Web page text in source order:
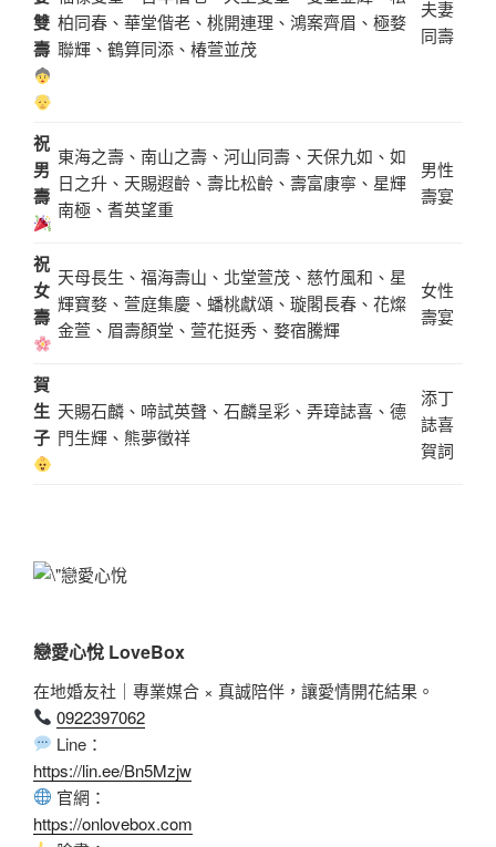
雙
壽
柏同春、華堂偕老、桃開連理、鴻案齊眉、極婺
聯輝、鶴算同添、椿萱並茂
夫妻
同壽
祝
男
壽
東海之壽、南山之壽、河山同壽、天保九如、如
日之升、天賜遐齡、壽比松齡、壽富康寧、星輝
南極、耆英望重
男性
壽宴
祝
女
壽
天母長生、福海壽山、北堂萱茂、慈竹風和、星
輝寶婺、萱庭集慶、蟠桃獻頌、璇閣長春、花燦
金萱、眉壽顏堂、萱花挺秀、婺宿騰輝
女性
壽宴
賀
生
子
天賜石麟、啼試英聲、石麟呈彩、弄璋誌喜、德
門生輝、熊夢徵祥
添丁
誌喜
賀詞
戀愛心悅 LoveBox
在地婚友社｜專業媒合 × 真誠陪伴，讓愛情開花結果。
0922397062
Line：
https://lin.ee/Bn5Mzjw
官網：
https://onlovebox.com